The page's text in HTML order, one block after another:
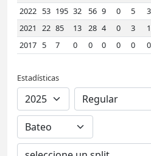
2022 53 195 32 56 9 0 5
2021
22 85 13 28 4 0 3
2017 5 7 0 0 0 0 0 0
Estadísticas